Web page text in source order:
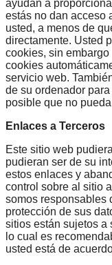
ayudan a
estás no dan acceso
usted, a menos de
directamente. Usted
cookies, sin
cookies
servicio web.
de su ordenador
posible que no
Enlaces a Terceros
Este sitio web
pudieran ser de su
estos enlaces y
control sobre al sitio
somos responsables
protección de sus
sitios están sujetos a
lo cual es
usted está de